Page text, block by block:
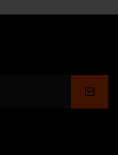
Enviar